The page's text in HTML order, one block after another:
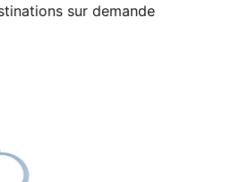
sur demande